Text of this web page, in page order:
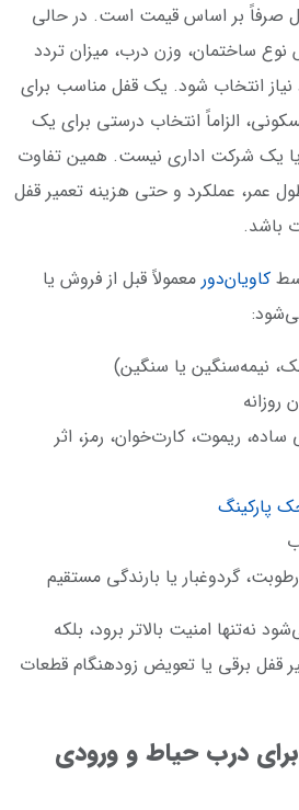
صرفاً بر اساس قیمت است. در حالی
نوع ساختمان، وزن درب، میزان تردد
نیاز انتخاب شود. یک قفل مناسب برای
واحدی مسکونی، الزاماً انتخاب درستی برای یک
یا یک شرکت اداری نیست. همین تفاوت
عمر، عملکرد و حتی هزینه تعمیر قفل
باشد.
کاویان‌دور معمولاً قبل از فروش یا
نیمه‌سنگین یا سنگین)
روزانه
ریموت، کارت‌خوان، رمز، اثر
پارکینگ
گردوغبار یا بارندگی مستقیم
نه‌تنها امنیت بالاتر برود، بلکه
قفل برقی یا تعویض زودهنگام قطعات
درب حیاط و ورودی